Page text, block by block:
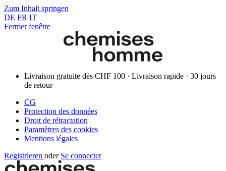
Zum Inhalt springen
DE FR IT
Fermer fenêtre
Livraison gratuite dès CHF 100 · Livraison rapide · 30 jours
de retour
CG
Protection des données
Droit de rétractation
Paramètres des cookies
Mentions légales
Registrieren oder Se connecter